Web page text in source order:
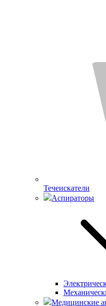
Течеискатели
Аспираторы
Медицинские